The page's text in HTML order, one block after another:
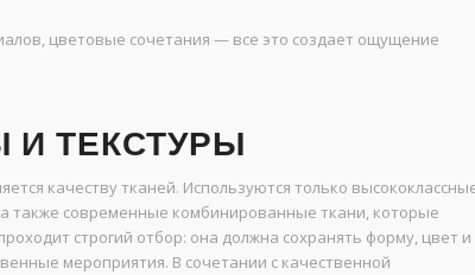
цветовые сочетания — все это создает ощущение
ТЕКСТУРЫ
качеству тканей. Используются только
также современные комбинированные ткани, которые
строгий отбор: она должна сохранять форму, цвет и
мероприятия. В сочетании с качественной